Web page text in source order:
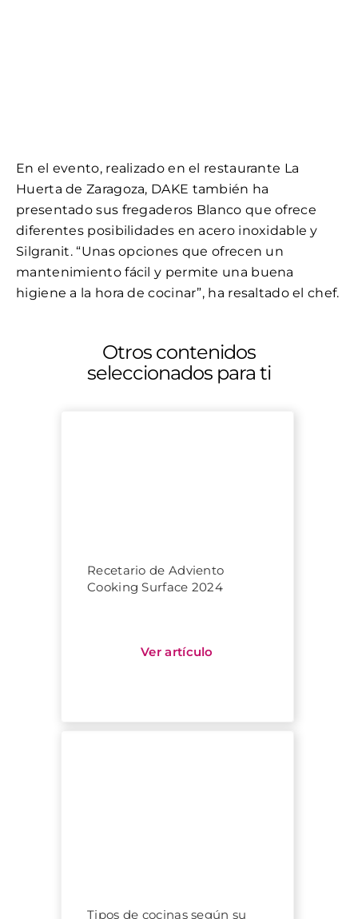
En el evento, realizado en el restaurante La
Huerta de Zaragoza, DAKE también ha
presentado sus fregaderos Blanco que ofrece
diferentes posibilidades en acero inoxidable y
Silgranit. “Unas opciones que ofrecen un
mantenimiento fácil y permite una buena
higiene a la hora de cocinar”, ha resaltado el chef.
Otros contenidos
seleccionados para ti
Recetario de Adviento
Cooking Surface 2024
Tipos de cocinas según su